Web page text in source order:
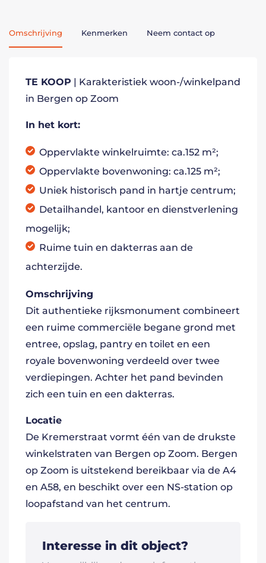
Omschrijving Kenmerken Neem contact op
TE KOOP | Karakteristiek woon-/winkelpand
in Bergen op Zoom
In het kort:
Oppervlakte winkelruimte: ca.152 m²;
Oppervlakte bovenwoning: ca.125 m²;
Uniek historisch pand in hartje centrum;
Detailhandel, kantoor en dienstverlening
mogelijk;
Ruime tuin en dakterras aan de
achterzijde.
Omschrijving
Dit authentieke rijksmonument combineert
een ruime commerciële begane grond met
entree, opslag, pantry en toilet en een
royale bovenwoning verdeeld over twee
verdiepingen. Achter het pand bevinden
zich een tuin en een dakterras.
Locatie
De Kremerstraat vormt één van de drukste
winkelstraten van Bergen op Zoom. Bergen
op Zoom is uitstekend bereikbaar via de A4
en A58, en beschikt over een NS-station op
loopafstand van het centrum.
Interesse in dit object?